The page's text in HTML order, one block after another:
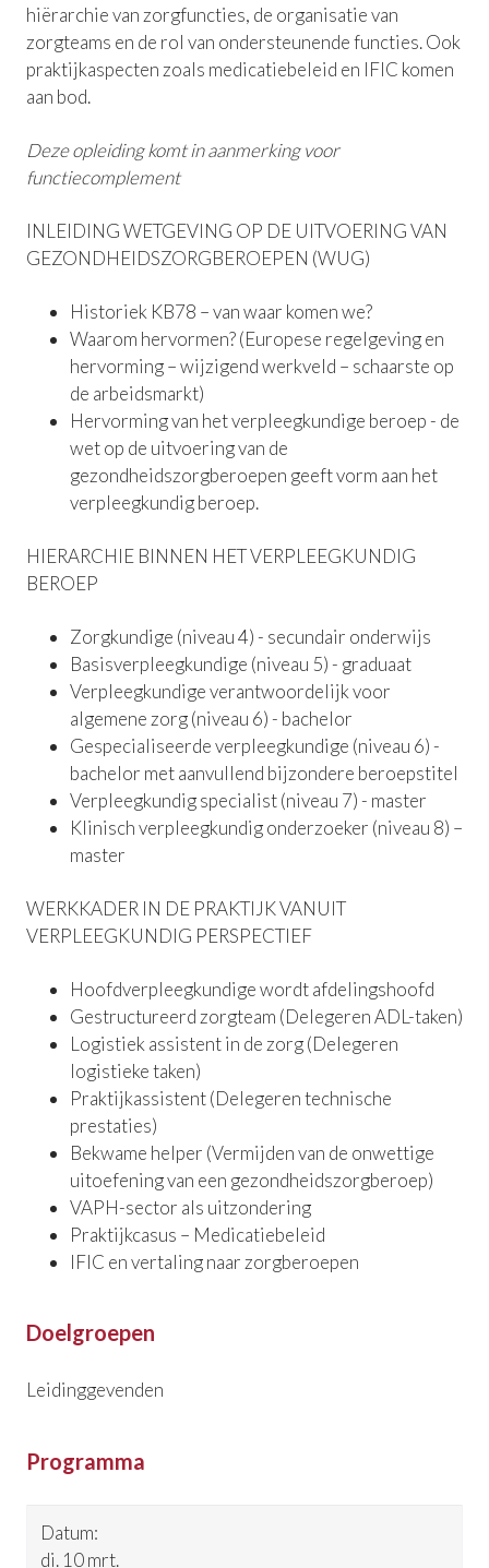
hiërarchie van zorgfuncties, de organisatie van
zorgteams en de rol van ondersteunende functies. Ook
praktijkaspecten zoals medicatiebeleid en IFIC komen
aan bod.
Deze opleiding komt in aanmerking voor
functiecomplement
INLEIDING WETGEVING OP DE UITVOERING VAN
GEZONDHEIDSZORGBEROEPEN (WUG)
Historiek KB78 – van waar komen we?
Waarom hervormen? (Europese regelgeving en
hervorming – wijzigend werkveld – schaarste op
de arbeidsmarkt)
Hervorming van het verpleegkundige beroep - de
wet op de uitvoering van de
gezondheidszorgberoepen geeft vorm aan het
verpleegkundig beroep.
HIERARCHIE BINNEN HET VERPLEEGKUNDIG
BEROEP
Zorgkundige (niveau 4) - secundair onderwijs
Basisverpleegkundige (niveau 5) - graduaat
Verpleegkundige verantwoordelijk voor
algemene zorg (niveau 6) - bachelor
Gespecialiseerde verpleegkundige (niveau 6) -
bachelor met aanvullend bijzondere beroepstitel
Verpleegkundig specialist (niveau 7) - master
Klinisch verpleegkundig onderzoeker (niveau 8) –
master
WERKKADER IN DE PRAKTIJK VANUIT
VERPLEEGKUNDIG PERSPECTIEF
Hoofdverpleegkundige wordt afdelingshoofd
Gestructureerd zorgteam (Delegeren ADL-taken)
Logistiek assistent in de zorg (Delegeren
logistieke taken)
Praktijkassistent (Delegeren technische
prestaties)
Bekwame helper (Vermijden van de onwettige
uitoefening van een gezondheidszorgberoep)
VAPH-sector als uitzondering
Praktijkcasus – Medicatiebeleid
IFIC en vertaling naar zorgberoepen
Doelgroepen
Leidinggevenden
Programma
Datum
di. 10 mrt.